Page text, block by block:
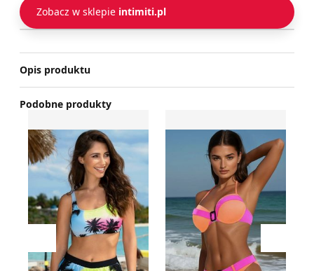
Zobacz w sklepie intimiti.pl
Opis produktu
Podobne produkty
Przesuń w lewo